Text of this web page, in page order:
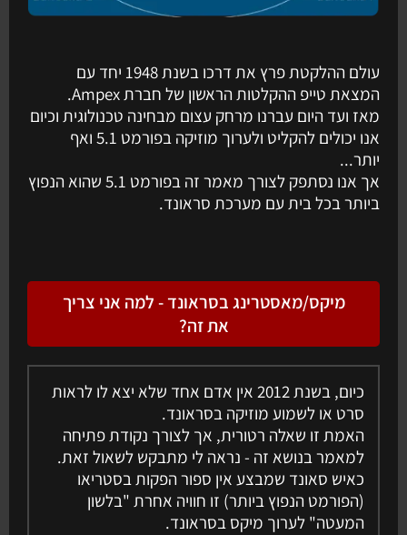
עולם ההלקטת פרץ את דרכו בשנת 1948 יחד עם
המצאת טייפ ההקלטות הראשון של חברת Ampex.
מאז ועד היום עברנו מרחק עצום מבחינה טכנולוגית וכיום
אנו יכולים להקליט ולערוך מוזיקה בפורמט 5.1 ואף
יותר...
אך אנו נסתפק לצורך מאמר זה בפורמט 5.1 שהוא הנפוץ
ביותר בכל בית עם מערכת סראונד.
מיקס/מאסטרינג בסראונד - למה אני צריך
את זה?
כיום, בשנת 2012 אין אדם אחד שלא יצא לו לראות
סרט או לשמוע מוזיקה בסראונד.
האמת זו שאלה רטורית, אך לצורך נקודת פתיחה
למאמר בנושא זה - נראה לי מתבקש לשאול זאת.
כאיש סאונד שמבצע אין ספור הפקות בסטריאו
(הפורמט הנפוץ ביותר) זו חוויה אחרת "בלשון
המעטה" לערוך מיקס בסראונד.